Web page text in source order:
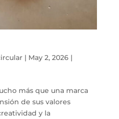
| May 2, 2026|
más que una marca
de sus valores
y la